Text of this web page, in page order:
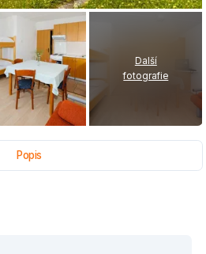
Další
fotografie
Popis